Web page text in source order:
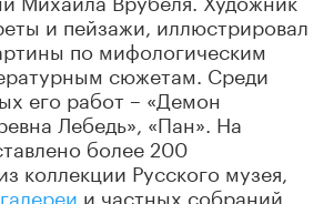
и пейзажи, иллюстрировал
по мифологическим
сюжетам. Среди
его работ – «Демон
Лебедь», «Пан». На
более 200
коллекции Русского музея,
и частных собраний